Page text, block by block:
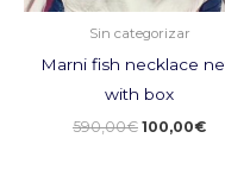
Sin categorizar
Marni fish necklace
with box
590,00€ 100,00€